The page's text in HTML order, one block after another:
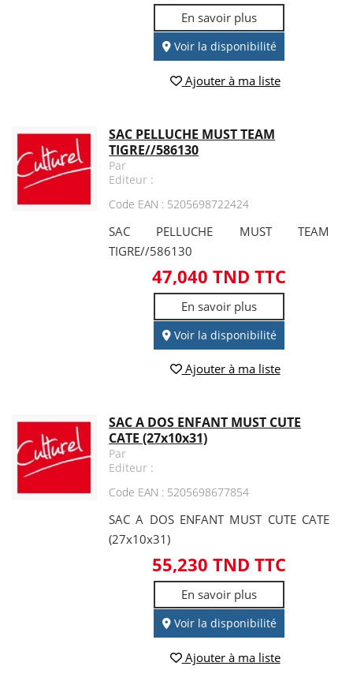
En savoir plus
Voir la disponibilité
Ajouter à ma liste
SAC PELLUCHE MUST TEAM
TIGRE//586130
Par
Editeur :
Code EAN : 5205698722424
SAC PELLUCHE MUST TEAM
TIGRE//586130
47,040 TND TTC
En savoir plus
Voir la disponibilité
Ajouter à ma liste
SAC A DOS ENFANT MUST CUTE
CATE (27x10x31)
Par
Editeur :
Code EAN : 5205698677854
SAC A DOS ENFANT MUST CUTE CATE
(27x10x31)
55,230 TND TTC
En savoir plus
Voir la disponibilité
Ajouter à ma liste